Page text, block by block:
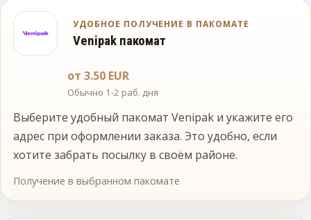
УДОБНОЕ ПОЛУЧЕНИЕ В ПАКОМАТЕ
Venipak пакомат
от 3.50 EUR
Обычно 1-2 раб. дня
Выберите удобный пакомат Venipak и укажите его
адрес при оформлении заказа. Это удобно, если
хотите забрать посылку в своём районе.
Получение в выбранном пакомате